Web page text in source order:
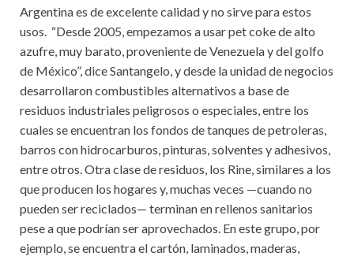
Argentina es de excelente calidad y no sirve para estos
usos. “Desde 2005, empezamos a usar pet coke de alto
azufre, muy barato, proveniente de Venezuela y del golfo
de México”, dice Santangelo, y desde la unidad de negocios
desarrollaron combustibles alternativos a base de
residuos industriales peligrosos o especiales, entre los
cuales se encuentran los fondos de tanques de petroleras,
barros con hidrocarburos, pinturas, solventes y adhesivos,
entre otros. Otra clase de residuos, los Rine, similares a los
que producen los hogares y, muchas veces —cuando no
pueden ser reciclados— terminan en rellenos sanitarios
pese a que podrían ser aprovechados. En este grupo, por
ejemplo, se encuentra el cartón, laminados, maderas,